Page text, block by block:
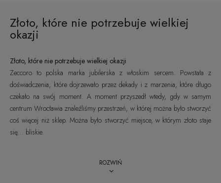
Złoto, które nie potrzebuje wielkiej
okazji
Złoto, które nie potrzebuje wielkiej okazji
Zeccoro to polska marka jubilerska z włoskim sercem. Powstała z
doświadczenia, które dojrzewało przez dekady i z marzenia, które długo
czekało na swój moment. A moment przyszedł wtedy, gdy w samym
centrum Wrocławia znaleźliśmy przestrzeń, w której można było stworzyć
coś więcej niż sklep. Można było stworzyć miejsce, w którym złoto staje
się... bliskie.
Ponad 30 lat pracy w branży jubilerskiej – w tym kilka intensywnych lat